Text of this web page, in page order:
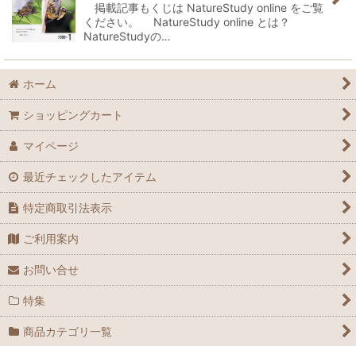
掲載記事もくじは NatureStudy online をご覧
ください。 NatureStudy online とは？
NatureStudyの…
ホーム
ショッピングカート
マイページ
最近チェックしたアイテム
特定商取引法表示
ご利用案内
お問い合せ
特集
商品カテゴリ一覧